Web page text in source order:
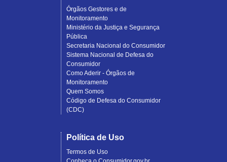
Órgãos Gestores e de
Monitoramento
Ministério da Justiça e Segurança
Pública
Secretaria Nacional do Consumidor
Sistema Nacional de Defesa do
Consumidor
Como Aderir - Órgãos de
Monitoramento
Quem Somos
Código de Defesa do Consumidor
(CDC)
Política de Uso
Termos de Uso